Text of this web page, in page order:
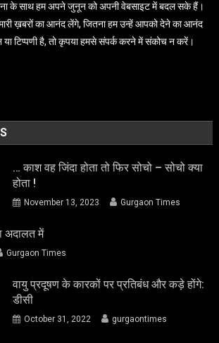
के साथ हम अपने जुनून को अपनी वेबसाइट में बदल सके हैं।
ख़बरों का आनंद लेंगे, जितना हम उन्हें आपको देने का आनंद
टिप्पणी है, तो कृपया हमसे संपर्क करने में संकोच न करें।
… काश वह जिंदा होता तो फिर सोचो – सोचो क्या
होता !
November 13, 2023 Gurgaon Times
अदालत में
Gurgaon Times
वायु प्रदूषण के कारकों पर प्रतिबंध और कड़े होंगे:
डीसी
October 31, 2022 gurgaontimes